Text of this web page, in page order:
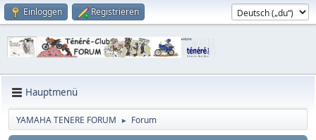
Einloggen Registrieren
Hauptmenü
YAMAHA TENERE FORUM ► Forum